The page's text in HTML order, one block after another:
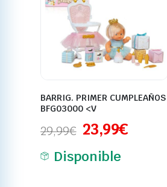
BARRIG. PRIMER CUMPLEAÑOS
BFG03000 <V
29,99€ 23,99€
Disponible